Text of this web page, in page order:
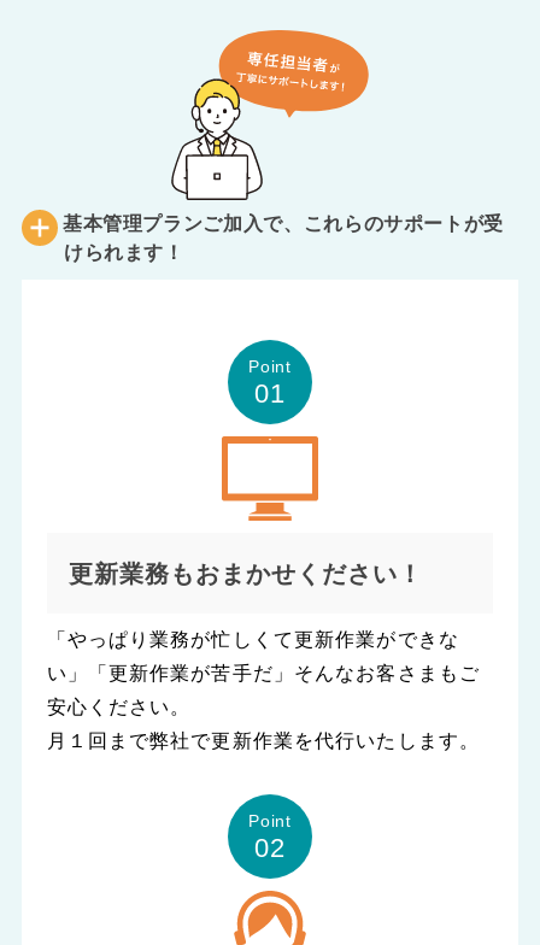
基本管理プランご加入で、これらのサポートが受
けられます！
Point
01
更新業務もおまかせください！
「やっぱり業務が忙しくて更新作業ができな
い」「更新作業が苦手だ」そんなお客さまもご
安心ください。
月１回まで弊社で更新作業を代行いたします。
Point
02